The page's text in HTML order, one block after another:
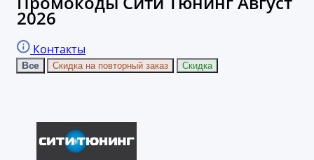
2026
Контакты
Все Скидка на повторный заказ Скидка